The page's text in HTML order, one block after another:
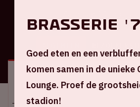
Locatie en tijd
Brasserie
Goed eten en een
komen samen in de unieke
Lounge. Proef de
stadion!